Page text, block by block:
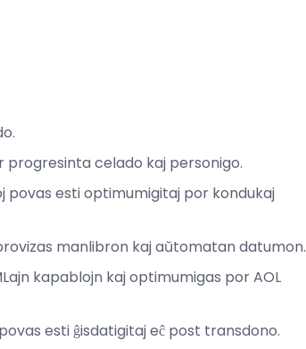
progresinta celado kaj personigo.
povas esti optimumigitaj por kondukaj
manlibron kaj aŭtomatan datumon.
kapablojn kaj optimumigas por AOL
esti ĝisdatigitaj eĉ post transdono.